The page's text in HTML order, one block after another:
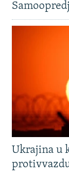
Ukrajina u